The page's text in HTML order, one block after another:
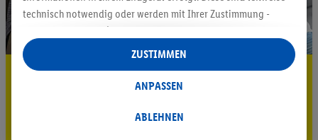
5.95 € Versand sparen³²ᵃ
technisch notwendig oder werden mit Ihrer Zustimmung -
auch durch Partner (u.a.
Verantwortliche; im Zusammenhang mit dem IAB TCF
insgesamt
Statistik-Erstellung oder für personalisierte Werbung
Datenverarbeitungen für personalisierte Werbung werden
ABLEHNEN
ANPASSEN
ZUSTIMMEN